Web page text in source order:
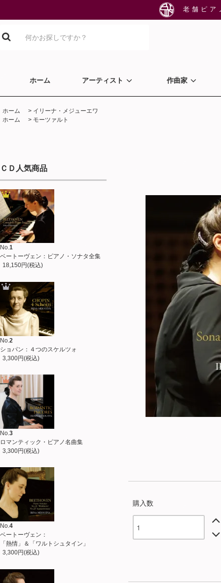
老舗ピ
ホーム アーティスト 作曲家
ホーム > イリーナ・メジューエワ
ホーム
> モーツァルト
ＣＤ人気商品
No.1
ベートーヴェン：ピアノ・ソナタ全集
18,150円(税込)
No. 2
ショパン：４つのスケルツォ
3,300円(税込)
No.3
ロマンティック・ピアノ名曲集
3,300円(税込)
No.4
ベートーヴェン：
「熱情」＆「ワルトシュタイン」
3,300円(税込)
購入数